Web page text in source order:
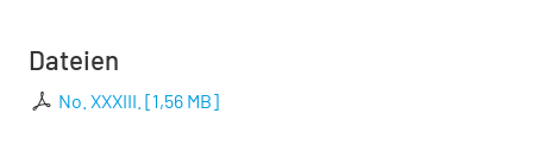
Dateien
No. XXXIII. [1,56 MB]